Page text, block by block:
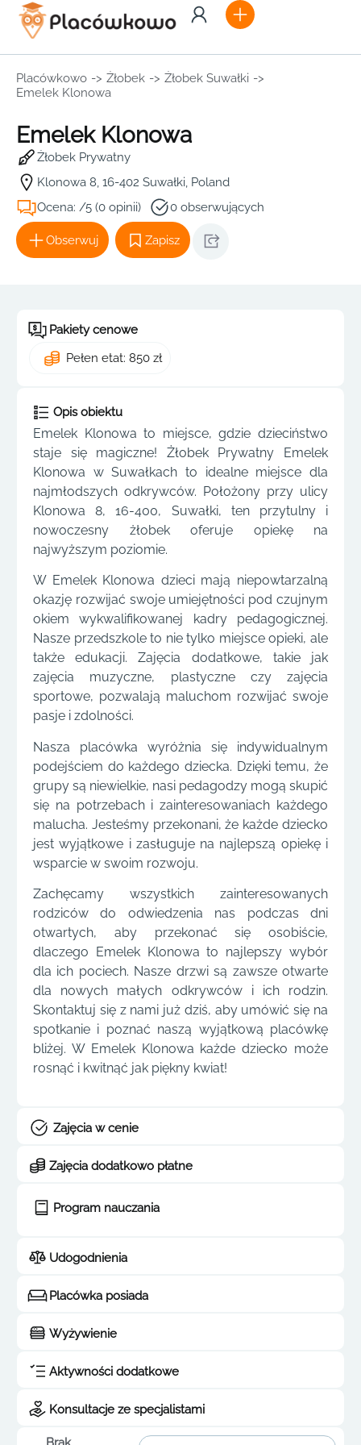
Placówkowo -> Żłobek -> Żłobek Suwałki ->
Emelek Klonowa
Emelek Klonowa
Żłobek Prywatny
Klonowa 8, 16-402 Suwałki, Poland
Ocena: /5 (0 opinii)
0 obserwujących
Obserwuj Zapisz
Pakiety cenowe
Pełen etat: 850 zł
Opis obiektu
Emelek Klonowa to miejsce, gdzie dzieciństwo
staje się magiczne! Żłobek Prywatny Emelek
Klonowa w Suwałkach to idealne miejsce dla
najmłodszych odkrywców. Położony przy ulicy
Klonowa 8, 16-400, Suwałki, ten przytulny i
nowoczesny żłobek oferuje opiekę na
najwyższym poziomie.
W Emelek Klonowa dzieci mają niepowtarzalną
okazję rozwijać swoje umiejętności pod czujnym
okiem wykwalifikowanej kadry pedagogicznej.
Nasze przedszkole to nie tylko miejsce opieki, ale
także edukacji. Zajęcia dodatkowe, takie jak
zajęcia muzyczne, plastyczne czy zajęcia
sportowe, pozwalają maluchom rozwijać swoje
pasje i zdolności.
Nasza placówka wyróżnia się indywidualnym
podejściem do każdego dziecka. Dzięki temu, że
grupy są niewielkie, nasi pedagodzy mogą skupić
się na potrzebach i zainteresowaniach każdego
malucha. Jesteśmy przekonani, że każde dziecko
jest wyjątkowe i zasługuje na najlepszą opiekę i
wsparcie w swoim rozwoju.
Zachęcamy wszystkich zainteresowanych
rodziców do odwiedzenia nas podczas dni
otwartych, aby przekonać się osobiście,
dlaczego Emelek Klonowa to najlepszy wybór
dla ich pociech. Nasze drzwi są zawsze otwarte
dla nowych małych odkrywców i ich rodzin.
Skontaktuj się z nami już dziś, aby umówić się na
spotkanie i poznać naszą wyjątkową placówkę
bliżej. W Emelek Klonowa każde dziecko może
rosnąć i kwitnąć jak piękny kwiat!
Zajęcia w cenie
Zajęcia dodatkowo płatne
Program nauczania
Udogodnienia
Placówka posiada
Wyżywienie
Aktywności dodatkowe
Konsultacje ze specjalistami